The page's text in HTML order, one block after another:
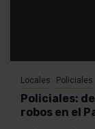
Locales Policiales
Policiales:
robos en el